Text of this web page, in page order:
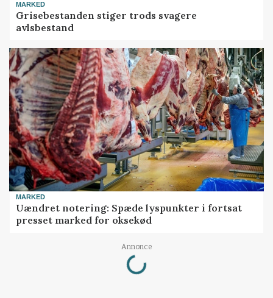
MARKED
Grisebestanden stiger trods svagere
avlsbestand
MARKED
Uændret notering: Spæde lyspunkter i fortsat
presset marked for oksekød
Annonce
Loading...